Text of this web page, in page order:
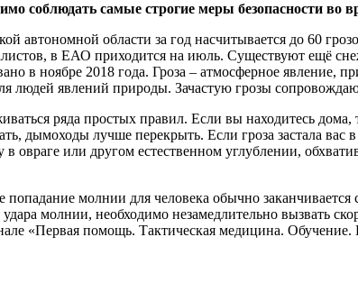
самые строгие меры безопасности во
области за год насчитывается до 60
в ЕАО приходится на июль. Существуют ещё
в ноябре 2018 года. Гроза – атмосферное явление,
людей явлений природы. Зачастую грозы
ряда простых правил. Если вы находитесь
дымоходы лучше перекрыть. Если гроза застала вас
овраге или другом естественном углублении,
попадание молнии для человека обычно
молнии, необходимо незамедлительно вызвать
«Первая помощь. Тактическая медицина.